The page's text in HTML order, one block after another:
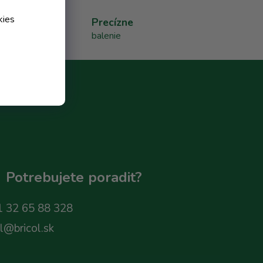
Precízne
balenie
Potrebujete poradit?
32 65 88 328